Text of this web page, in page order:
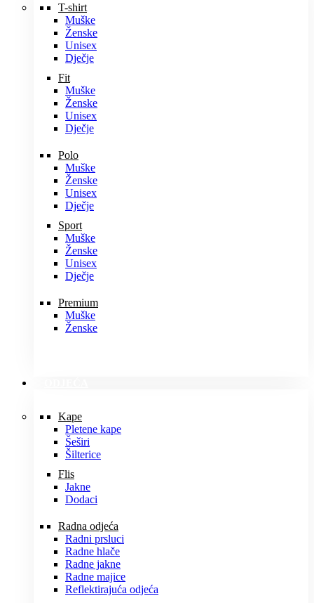
T-shirt
Muške
Ženske
Unisex
Dječje
Fit
Muške
Ženske
Unisex
Dječje
Polo
Muške
Ženske
Unisex
Dječje
Sport
Muške
Ženske
Unisex
Dječje
Premium
Muške
Ženske
Kape
Pletene kape
Šeširi
Šilterice
Flis
Jakne
Dodaci
Radna odjeća
Radni prsluci
Radne hlače
Radne jakne
Radne majice
Reflektirajuća odjeća